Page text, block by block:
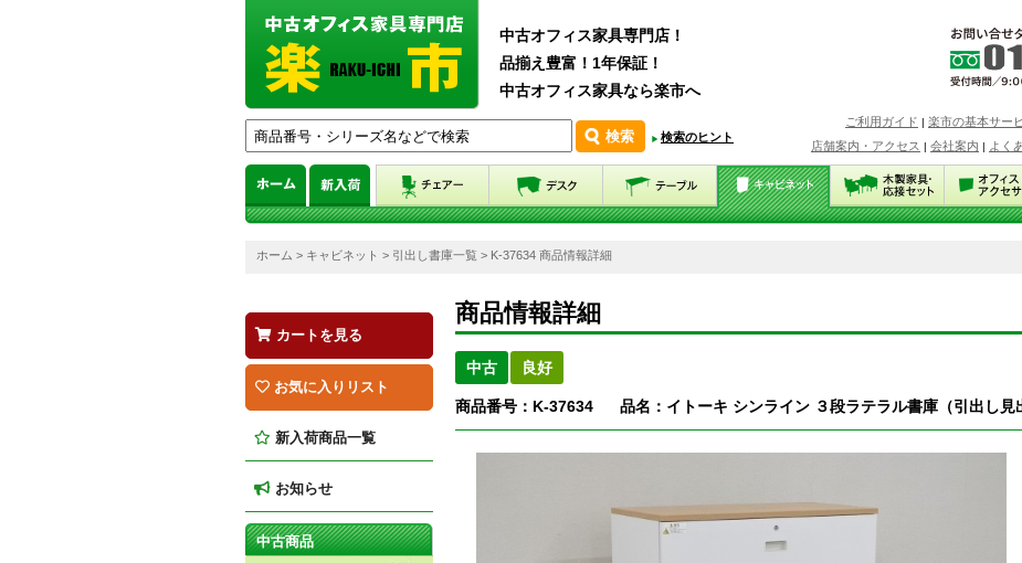
中古オフィス家具専門店！
品揃え豊富！1年保証！
中古オフィス家具なら楽市へ
検索のヒント
ご利用ガイド | 楽市の基本サー
店舗案内・アクセス | 会社案内 | よく
ホーム > キャビネット > 引出し書庫一覧 > K-37634 商品情報詳細
商品情報詳細
中古 良好
商品番号：K-37634 品名：イトーキ シンライン ３段ラテラル書庫（引出し見
カートを見る
お気に入りリスト
新入荷商品一覧
お知らせ
中古商品